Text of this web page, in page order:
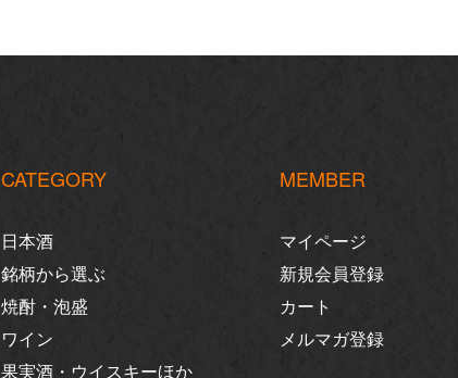
CATEGORY
日本酒
銘柄から選ぶ
焼酎・泡盛
ワイン
果実酒・ウイスキーほか
MEMBER
マイページ
新規会員登録
カート
メルマガ登録